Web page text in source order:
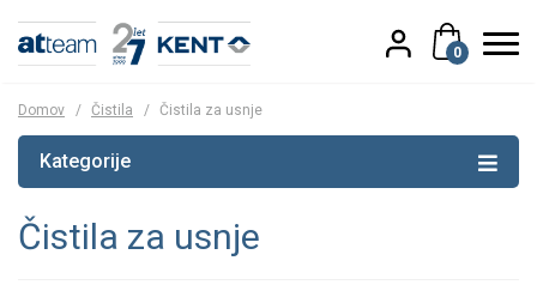
0
Domov / Čistila / Čistila za usnje
Kategorije
Čistila za usnje